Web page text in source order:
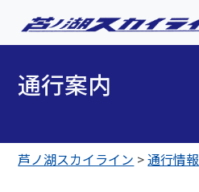
通行案内
芦ノ湖スカイライン >通行情報